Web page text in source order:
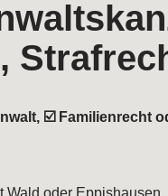
☑️ Familienrecht